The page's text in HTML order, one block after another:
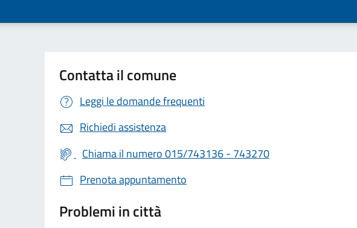
Contatta il comune
Leggi le domande frequenti
Richiedi assistenza
Chiama il numero 015/743136 - 743270
Prenota appuntamento
Problemi in città